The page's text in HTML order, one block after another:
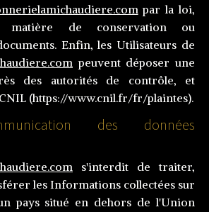
par la loi,
matière de conservation ou
Enfin, les Utilisateurs de
peuvent déposer une
des autorités de contrôle, et
(https://www.cnil.fr/fr/plaintes).
des données
s'interdit de traiter,
les Informations collectées sur
pays situé en dehors de l'Union